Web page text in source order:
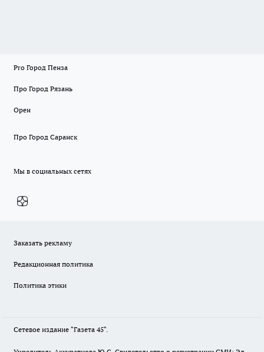
Pro Город Пенза
Про Город Рязань
Орен
Про Город Саранск
Мы в социальных сетях
Заказать рекламу
Редакционная политика
Политика этики
Сетевое издание "Газета 45".